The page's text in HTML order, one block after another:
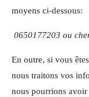
moyens ci-dessous:
0650177203 ou
En outre, si vous
nous traitons vos
nous pourrions